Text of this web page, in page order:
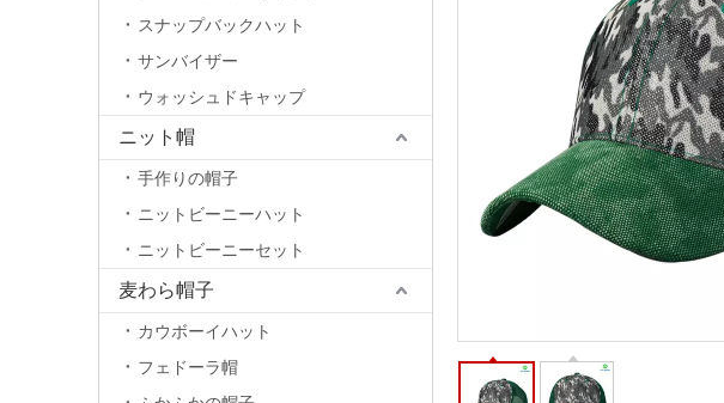
スナップバックハット
サンバイザー
ウォッシュドキャップ
ニット帽
手作りの帽子
ニットビーニーハット
ニットビーニーセット
麦わら帽子
カウボーイハット
フェドーラ帽